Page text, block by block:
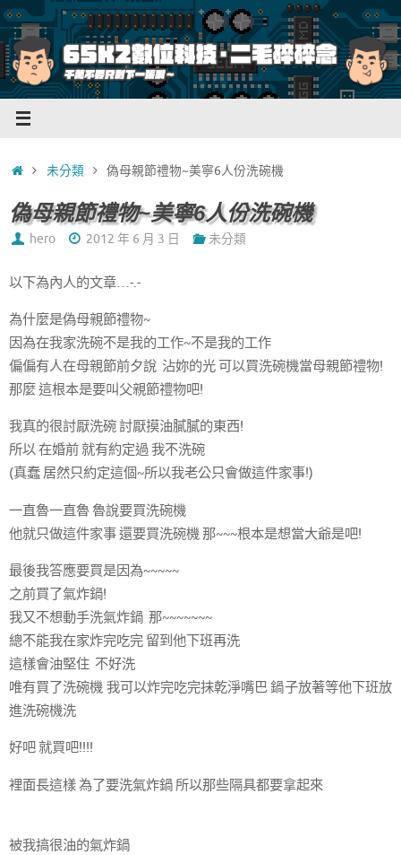
Skip
to
content
Home未分類 偽母親節禮物~美寧6人份洗碗機
偽母親節禮物~美寧6人份洗碗機
hero 2012 年 6 月 3 日 未分類
以下為內人的文章…-.-
為什麼是偽母親節禮物~
因為在我家洗碗不是我的工作~不是我的工作
偏偏有人在母親節前夕說 沾妳的光 可以買洗碗機當母親節禮物!
那麼 這根本是要叫父親節禮物吧!
我真的很討厭洗碗 討厭摸油膩膩的東西!
所以 在婚前 就有約定過 我不洗碗
(真蠢 居然只約定這個~所以我老公只會做這件家事!)
一直魯一直魯 魯說要買洗碗機
他就只做這件家事 還要買洗碗機 那~~~根本是想當大爺是吧!
最後我答應要買是因為~~~~~
之前買了氣炸鍋!
我又不想動手洗氣炸鍋 那~~~~~~~
總不能我在家炸完吃完 留到他下班再洗
這樣會油堅住 不好洗
唯有買了洗碗機 我可以炸完吃完抹乾淨嘴巴 鍋子放著等他下班放
進洗碗機洗
好吧 就買吧!!!!
裡面長這樣 為了要洗氣炸鍋 所以那些隔具都要拿起來
被我搞很油的氣炸鍋